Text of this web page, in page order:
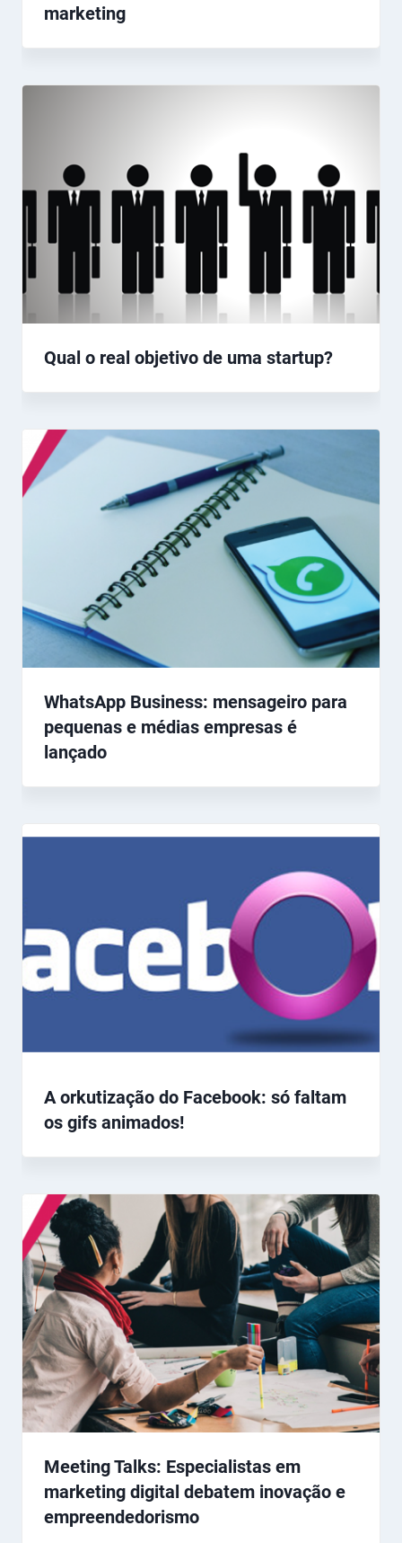
marketing
Qual o real objetivo de uma startup?
WhatsApp Business: mensageiro para
pequenas e médias empresas é
lançado
A orkutização do Facebook: só faltam
os gifs animados!
Meeting Talks: Especialistas em
marketing digital debatem inovação e
empreendedorismo